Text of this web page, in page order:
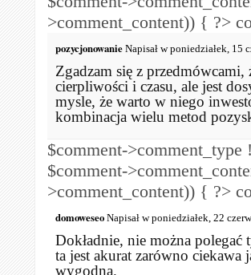
>comment_content)) { ?>
pozycjonowanie Napisał w poniedziałek, 15
Zgadzam się z
cierpliwości i czasu, ale jest
mysle, że warto w niego
kombinacja wielu metod
$comment-
$comment-
>comment_content)) { ?>
domoweseo Napisał w poniedziałek, 22
Dokładnie, nie można
ta jest akurat zarówno
wygodna.